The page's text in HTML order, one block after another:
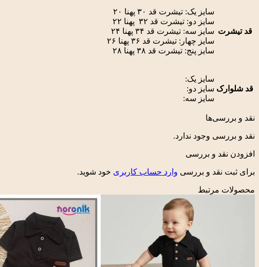
قد تیشرت
سایز یک: تیشرت قد ۳۰ پهنا ۲۰
سایز دو: تیشرت قد ۳۲ پهنا ۲۲
سایز سه: تیشرت قد ۳۴ پهنا ۲۴
سایز چهار: تیشرت قد ۳۶ پهنا ۲۶
سایز پنج: تیشرت قد ۳۸ پهنا ۲۸
قد شلوارک
سایز یک:
سایز دو:
سایز سه:
نقد و بررسی‌ها
نقد و بررسی وجود ندارد.
افزودن نقد و بررسی
برای ثبت نقد و بررسی وارد حساب کاربری خود شوید.
محصولات مرتبط